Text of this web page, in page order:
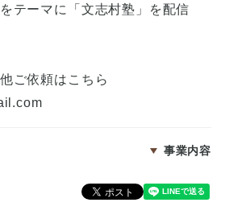
テーマに「文志村塾」を配信
ご依頼はこちら
事業内容